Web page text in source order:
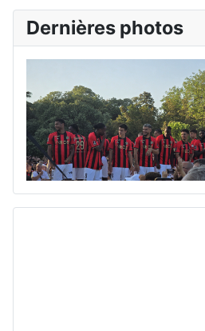
Dernières photos